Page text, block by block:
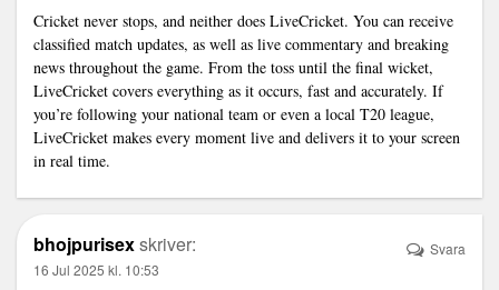
Cricket never stops, and neither does LiveCricket. You can receive
classified match updates, as well as live commentary and breaking
news throughout the game. From the toss until the final wicket,
LiveCricket covers everything as it occurs, fast and accurately. If
you’re following your national team or even a local T20 league,
LiveCricket makes every moment live and delivers it to your screen
in real time.
bhojpurisexskriver:
16 Jul 2025 kl. 10:53
Svara